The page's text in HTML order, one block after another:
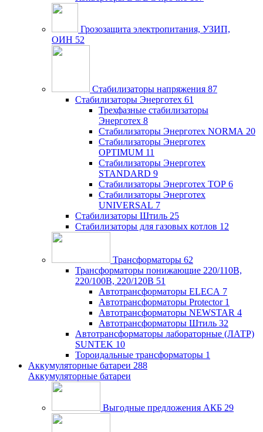
Грозозащита электропитания, УЗИП,
ОИН 52
Стабилизаторы напряжения 87
Стабилизаторы Энерготех 61
Трехфазные стабилизаторы
Энерготех 8
Стабилизаторы Энерготех NORMA 20
Стабилизаторы Энерготех
OPTIMUM 11
Стабилизаторы Энерготех
STANDARD 9
Стабилизаторы Энерготех TOP 6
Стабилизаторы Энерготех
UNIVERSAL 7
Стабилизаторы Штиль 25
Стабилизаторы для газовых котлов 12
Трансформаторы 62
Трансформаторы понижающие 220/110В,
220/100В, 220/120В 51
Автотрансформаторы ELECA 7
Автотрансформаторы Protector 1
Автотрансформаторы NEWSTAR 4
Автотрансформаторы Штиль 32
Автотрансформаторы лабораторные (ЛАТР)
SUNTEK 10
Тороидальные трансформаторы 1
Аккумуляторные батареи 288
Аккумуляторные батареи
Выгодные предложения АКБ 29